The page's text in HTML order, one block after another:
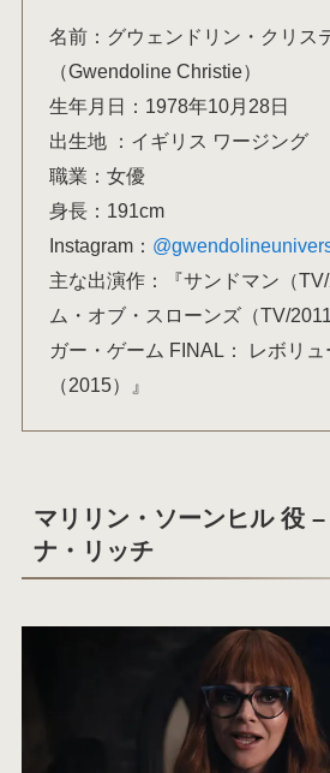
名前：グウェンドリン・クリス
（Gwendoline Christie）
生年月日：1978年10月28日
出生地 ：イギリス ワージング
職業：女優
身長：191cm
Instagram：
主な出演作：『サンドマン（
ム・オブ・スローンズ（TV/
ガー・ゲーム FINAL： レボリュ
（2015）』
マリリン・ソーンヒル 役
ナ・リッチ